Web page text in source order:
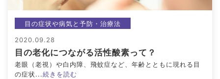
目の症状や病気と予防・治療法
2020.09.28
目の老化につながる活性酸素って？
老眼（老視）や白内障、飛蚊症など、年齢とともに現れる目
の症状...続きを読む